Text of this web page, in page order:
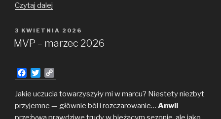
Czytaj dalej
kwiecień
2026
OPUBLIKOWANE
W
3 KWIETNIA 2026
MVP – marzec 2026
a
c
e
b
w
i
t
o
p
Jakie uczucia towarzyszyły mi w marcu? Niestety niezbyt
przyjemne — głównie ból i rozczarowanie… Anwil